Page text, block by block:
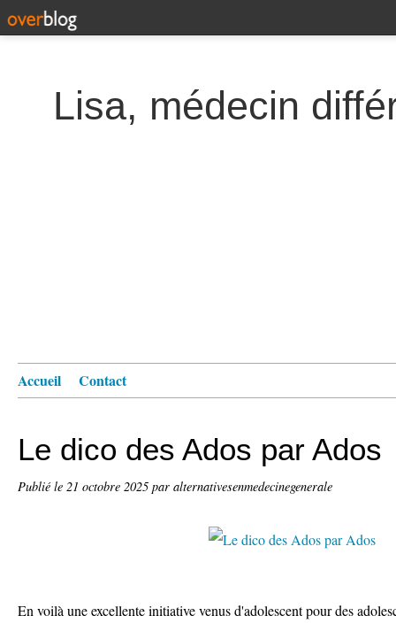
Lisa, médecin
Accueil Contact
Le dico des Ados par Ados
Publié le 21 octobre 2025 par alternativesenmedecinegenerale
En voilà une excellente initiative venus d'adolescent pour des